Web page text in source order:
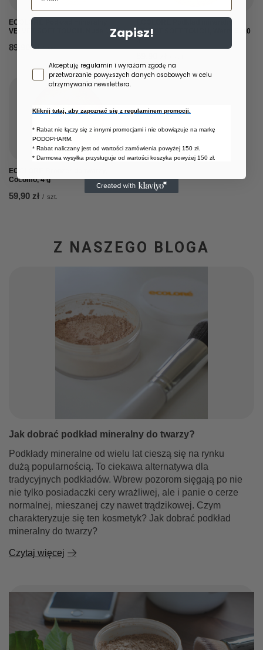
ECOLORÉ Podkład mineralny
VELVET SOFT TOUCH, Nude 1, 10 g
89,90 zł / szt.
ECOLORÉ Podkład mineralny
VELVET SOFT TOUCH, Warm 5, 10
ECOLORÉ Bronzer do twarzy,
Cocomo, 4 g
59,90 zł / szt.
Z NASZEGO BLOGA
Jak dobrać podkład mineralny do twarzy?
Podkłady mineralne od wielu lat cieszą się na rynku
dużą popularnością. To ciekawa alternatywa dla
tradycyjnych podkładów. Wbrew pozorom sięgają po nie
nie tylko posiadaczki cery wrażliwej, ale i panie o cerze
normalnej, mieszanej czy nawet trądzikowej. Czym
charakteryzuje się ten kosmetyk? Jak dobrać podkład
mineralny do twarzy?
Czytaj więcej
Zapisz!
Zgoda newsletter
Akceptuję regulamin i wyrażam zgodę na
przetwarzanie powyższych danych osobowych w celu
otrzymywania newslettera.
Kliknij tutaj, aby zapoznać się z regulaminem promocji.
* Rabat nie łączy się z innymi promocjami i nie obowiązuje na markę
PODOPHARM.
* Rabat naliczany jest od wartości zamówienia powyżej 150 zł.
* Darmowa wysyłka przysługuje od wartości koszyka powyżej 150 zł.